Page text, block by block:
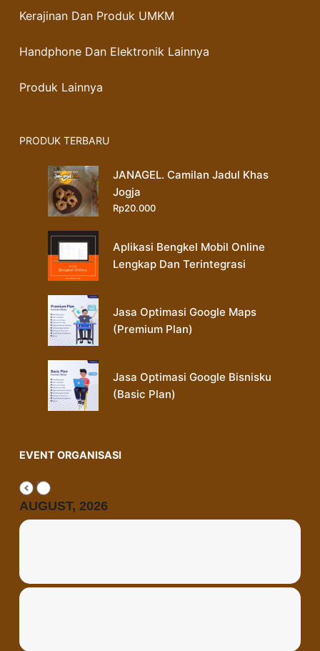
Kerajinan Dan Produk UMKM
Handphone Dan Elektronik Lainnya
Produk Lainnya
PRODUK TERBARU
JANAGEL. Camilan Jadul Khas
Jogja
Rp20.000
Aplikasi Bengkel Mobil Online
Lengkap Dan Terintegrasi
Jasa Optimasi Google Maps
(Premium Plan)
Jasa Optimasi Google Bisnisku
(Basic Plan)
EVENT ORGANISASI
AUGUST, 2026